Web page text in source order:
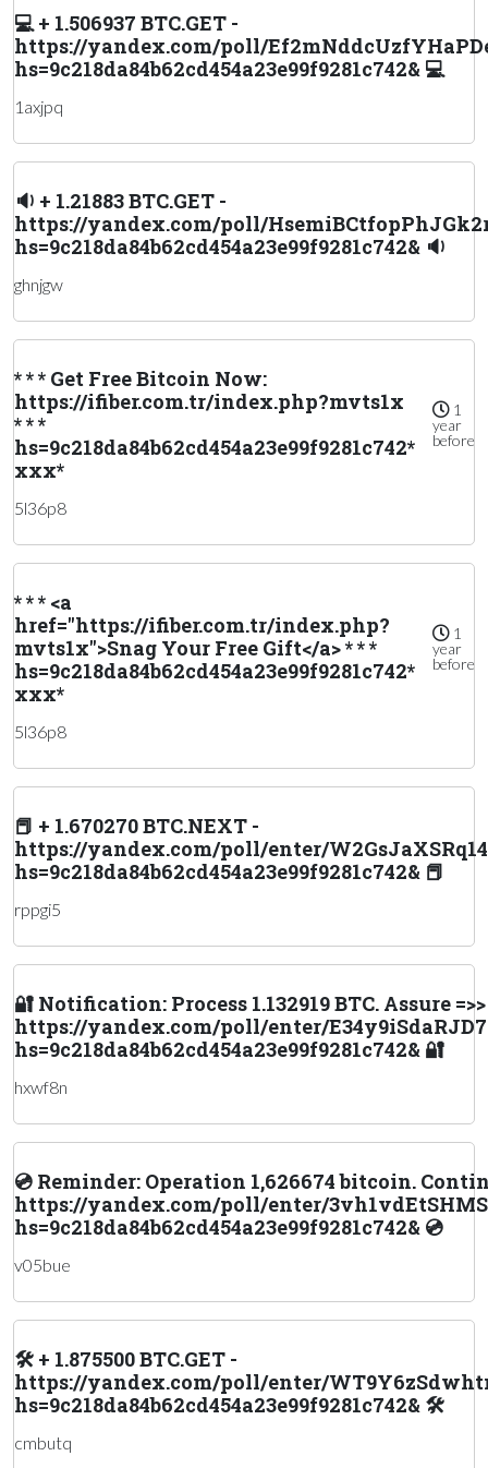
💻 + 1.506937 BTC.GET -
https://yandex.com/poll/
hs=9c218da84b62cd454a23e99f9281c742& 💻
1axjpq
🔉 + 1.21883 BTC.GET -
https://yandex.com/poll/
hs=9c218da84b62cd454a23e99f9281c742& 🔉
ghnjgw
* * * Get Free Bitcoin Now:
https://ifiber.com.tr/index.php?mvts1x
* * *
hs=9c218da84b62cd454a23e99f9281c742*
ххх*
1
year
before
5l36p8
* * * <a
href="https://ifiber.com.tr/index.php?
mvts1x">Snag Your Free Gift</a> * * *
hs=9c218da84b62cd454a23e99f9281c742*
ххх*
1
year
before
5l36p8
📕 + 1.670270 BTC.NEXT -
https://yandex.com/poll/enter/
hs=9c218da84b62cd454a23e99f9281c742& 📕
rppgi5
🔐 Notification: Process 1.132919 BTC. Assure =>>
https://yandex.com/poll/enter/
hs=9c218da84b62cd454a23e99f9281c742& 🔐
hxwf8n
💿 Reminder: Operation 1,626674 bitcoin.
https://yandex.com/poll/enter/
hs=9c218da84b62cd454a23e99f9281c742& 💿
v05bue
🛠 + 1.875500 BTC.GET -
https://yandex.com/poll/enter/
hs=9c218da84b62cd454a23e99f9281c742& 🛠
cmbutq